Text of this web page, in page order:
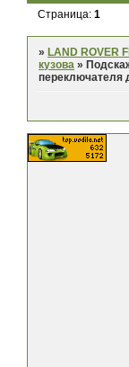
Страница:1
»LAND ROVER
кузова »
переключателя